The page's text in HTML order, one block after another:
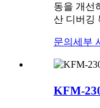
동을 개선
산 디버깅
문의 세부
KFM-